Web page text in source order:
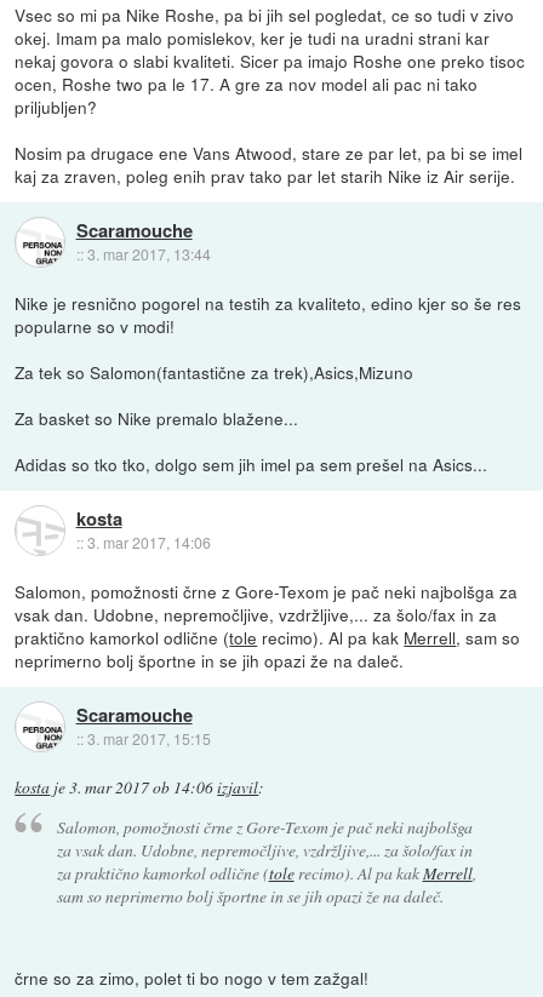
Vsec so mi pa Nike Roshe, pa bi jih sel pogledat, ce so tudi v zivo
okej. Imam pa malo pomislekov, ker je tudi na uradni strani kar
nekaj govora o slabi kvaliteti. Sicer pa imajo Roshe one preko tisoc
ocen, Roshe two pa le 17. A gre za nov model ali pac ni tako
priljubljen?
Nosim pa drugace ene Vans Atwood, stare ze par let, pa bi se imel
kaj za zraven, poleg enih prav tako par let starih Nike iz Air serije.
Scaramouche
::3. mar 2017, 13:44
Nike je resnično pogorel na testih za kvaliteto, edino kjer so še res
popularne so v modi!
Za tek so Salomon(fantastične za trek),Asics,Mizuno
Za basket so Nike premalo blažene...
Adidas so tko tko, dolgo sem jih imel pa sem prešel na Asics...
kosta
::3. mar 2017, 14:06
Salomon, pomožnosti črne z Gore-Texom je pač neki najbolšga za
vsak dan. Udobne, nepremočljive, vzdržljive,... za šolo/fax in za
praktično kamorkol odlične (tole recimo). Al pa kak Merrell, sam so
neprimerno bolj športne in se jih opazi že na daleč.
Scaramouche
::3. mar 2017, 15:15
kosta je3. mar 2017 ob 14:06izjavil:
Salomon, pomožnosti črne z Gore-Texom je pač neki najbolšga
za vsak dan. Udobne, nepremočljive, vzdržljive,... za šolo/fax in
za praktično kamorkol odlične (tolerecimo). Al pa kakMerrell,
sam so neprimerno bolj športne in se jih opazi že na daleč.
črne so za zimo, polet ti bo nogo v tem zažgal!